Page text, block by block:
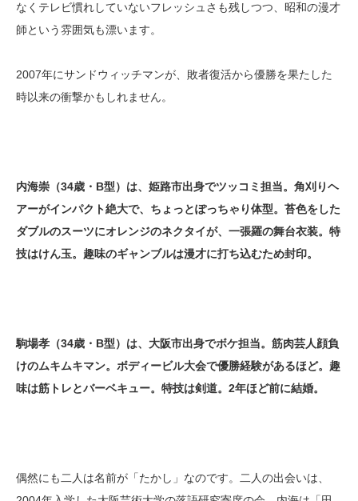
なくテレビ慣れしていないフレッシュさも残しつつ、昭和の漫才
師という雰囲気も漂います。
2007年にサンドウィッチマンが、敗者復活から優勝を果たした
時以来の衝撃かもしれません。
内海崇（34歳・B型）は、姫路市出身でツッコミ担当。角刈りヘ
アーがインパクト絶大で、ちょっとぽっちゃり体型。苔色をした
ダブルのスーツにオレンジのネクタイが、一張羅の舞台衣装。特
技はけん玉。趣味のギャンブルは漫才に打ち込むため封印。
駒場孝（34歳・B型）は、大阪市出身でボケ担当。筋肉芸人顔負
けのムキムキマン。ボディービル大会で優勝経験があるほど。趣
味は筋トレとバーベキュー。特技は剣道。2年ほど前に結婚。
偶然にも二人は名前が「たかし」なのです。二人の出会いは、